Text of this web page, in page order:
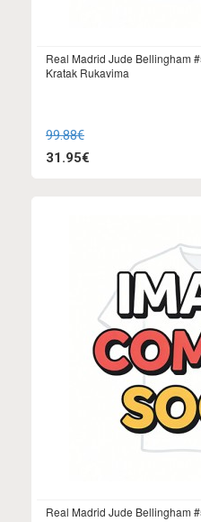
Real Madrid Jude Bellingham
Kratak Rukavima
99.88€
31.95€
Real Madrid Jude Bellingham